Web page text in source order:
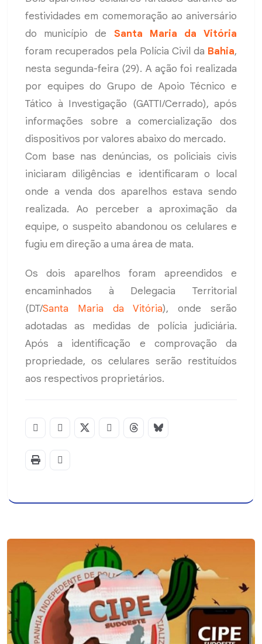
festividades em comemoração ao aniversário
do município de Santa Maria da Vitória
foram recuperados pela Polícia Civil da Bahia,
nesta segunda-feira (29). A ação foi realizada
por equipes do Grupo de Apoio Técnico e
Tático à Investigação (GATTI/Cerrado), após
informações sobre a comercialização dos
dispositivos por valores abaixo do mercado.
Com base nas denúncias, os policiais civis
iniciaram diligências e identificaram o local
onde a venda dos aparelhos estava sendo
realizada. Ao perceber a aproximação da
equipe, o suspeito abandonou os celulares e
fugiu em direção a uma área de mata.
Os dois aparelhos foram apreendidos e
encaminhados à Delegacia Territorial
(DT/Santa Maria da Vitória), onde serão
adotadas as medidas de polícia judiciária.
Após a identificação e comprovação da
propriedade, os celulares serão restituídos
aos respectivos proprietários.